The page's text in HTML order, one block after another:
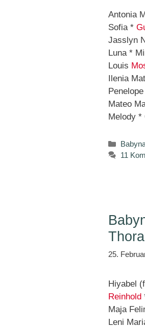
Antonia
Sofia *
Jasslyn
Luna *
Louis
Ilenia
Mateo
Melody *
11
25.
Hiyabel
Reinhold
Maja
Leni